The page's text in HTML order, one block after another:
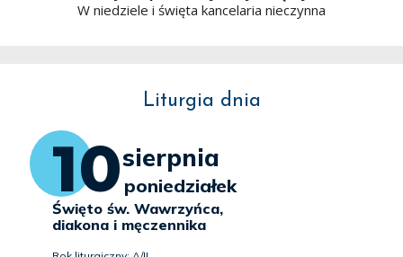
W niedziele i święta kancelaria nieczynna
Liturgia dnia